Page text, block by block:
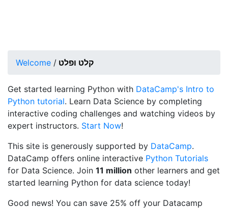
Welcome / קלט ופלט
Get started learning Python with DataCamp's Intro to
Python tutorial. Learn Data Science by completing
interactive coding challenges and watching videos by
expert instructors. Start Now!
This site is generously supported by DataCamp.
DataCamp offers online interactive Python Tutorials
for Data Science. Join 11 million other learners and get
started learning Python for data science today!
Good news! You can save 25% off your Datacamp